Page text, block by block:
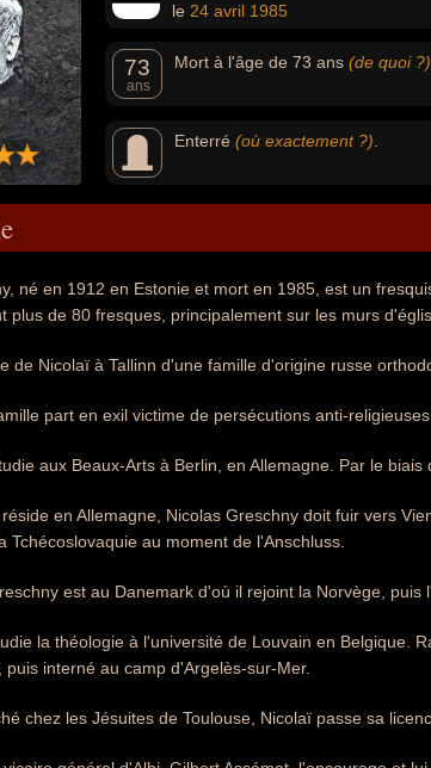
le 24 avril 1985
73
ans
Mort à l'âge de 73 ans (de quoi ?)
Enterré (où exactement ?)
né en 1912 en Estonie et mort en 1985, est un
plus de 80 fresques, principalement sur les murs
de Nicolaï à Tallinn d'une famille d'origine russe
part en exil victime de persécutions anti-
aux Beaux-Arts à Berlin, en Allemagne. Par le biais
en Allemagne, Nicolas Greschny doit fuir vers
Tchécoslovaquie au moment de l'Anschluss.
est au Danemark d'où il rejoint la Norvège, puis
la théologie à l'université de Louvain en Belgique.
interné au camp d'Argelès-sur-Mer.
chez les Jésuites de Toulouse, Nicolaï passe sa